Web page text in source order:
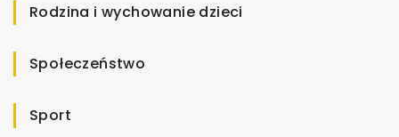
Rodzina i wychowanie dzieci
Społeczeństwo
Sport